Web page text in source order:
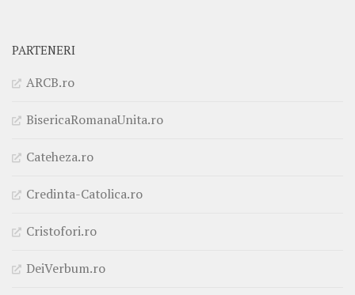
PARTENERI
ARCB.ro
BisericaRomanaUnita.ro
Cateheza.ro
Credinta-Catolica.ro
Cristofori.ro
DeiVerbum.ro